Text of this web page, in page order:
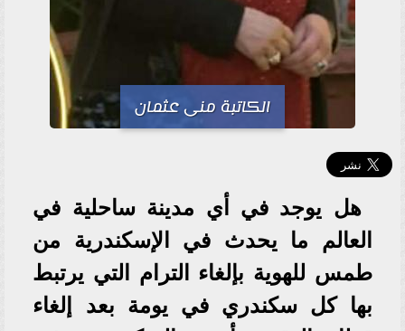
الكاتبة منى عثمان
هل يوجد في أي مدينة ساحلية في
العالم ما يحدث في الإسكندرية من
طمس للهوية بإلغاء الترام التي يرتبط
بها كل سكندري في يومة بعد إلغاء